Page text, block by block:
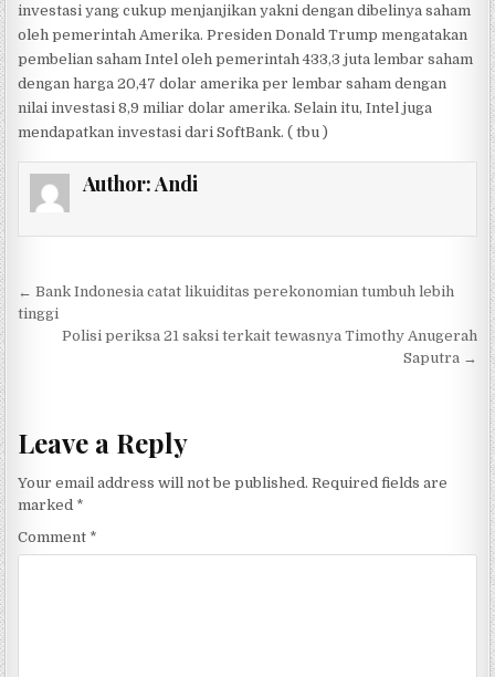
investasi yang cukup menjanjikan yakni dengan dibelinya saham
oleh pemerintah Amerika. Presiden Donald Trump mengatakan
pembelian saham Intel oleh pemerintah 433,3 juta lembar saham
dengan harga 20,47 dolar amerika per lembar saham dengan
nilai investasi 8,9 miliar dolar amerika. Selain itu, Intel juga
mendapatkan investasi dari SoftBank. ( tbu )
Author:Andi
Post navigation
← Bank Indonesia catat likuiditas perekonomian tumbuh lebih
tinggi
Polisi periksa 21 saksi terkait tewasnya Timothy Anugerah
Saputra →
Leave a Reply
Your email address will not be published. Required fields are
marked *
Comment *